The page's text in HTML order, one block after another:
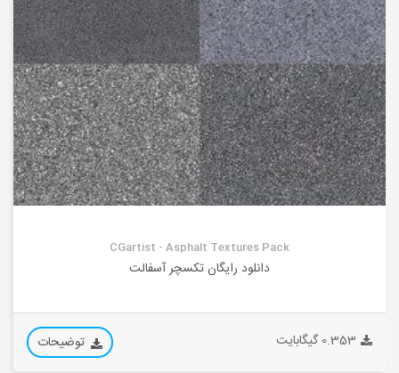
CGartist - Asphalt Textures Pack
دانلود رایگان تکسچر آسفالت
0.353 گیگابایت توضیحات